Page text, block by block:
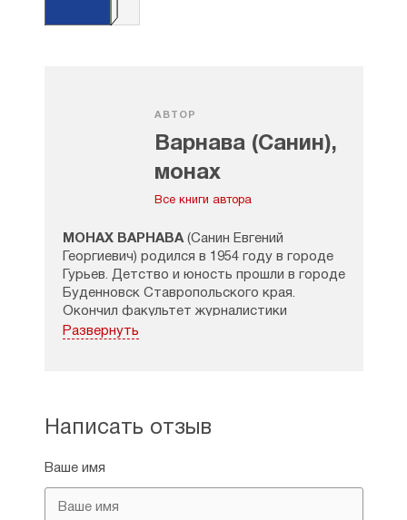
АВТОР
Варнава (Санин),
монах
Все книги автора
МОНАХ ВАРНАВА (Санин Евгений
Георгиевич) родился в 1954 году в городе
Гурьев. Детство и юность прошли в городе
Буденновск Ставропольского края.
Окончил факультет журналистики
Львовского военно-политического
областей.
честь преподобного старца Варнавы,
Гефсиманского чудотворца.
Развернуть
Написать отзыв
Ваше имя